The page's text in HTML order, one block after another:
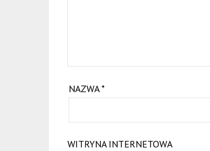
NAZWA*
WITRYNA INTERNETOWA